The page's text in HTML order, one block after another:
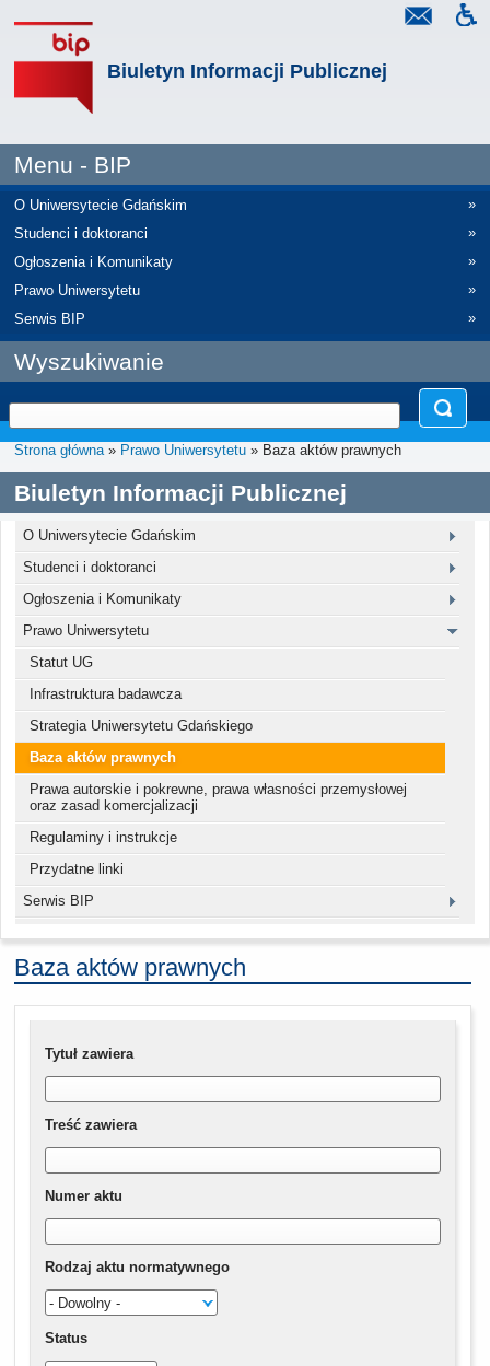
Biuletyn Informacji Publicznej
Menu - BIP
O Uniwersytecie Gdańskim
»
Studenci i doktoranci
»
Ogłoszenia i Komunikaty
»
Prawo Uniwersytetu
»
Serwis BIP
»
Wyszukiwanie
Strona główna» Prawo Uniwersytetu » Baza aktów prawnych
Biuletyn Informacji Publicznej
O Uniwersytecie Gdańskim
Studenci i doktoranci
Ogłoszenia i Komunikaty
Prawo Uniwersytetu
Statut UG
Infrastruktura badawcza
Strategia Uniwersytetu Gdańskiego
Baza aktów prawnych
Prawa autorskie i pokrewne, prawa własności przemysłowej
oraz zasad komercjalizacji
Regulaminy i instrukcje
Przydatne linki
Serwis BIP
Baza aktów prawnych
Tytuł zawiera
Treść zawiera
Numer aktu
Rodzaj aktu normatywnego
Status